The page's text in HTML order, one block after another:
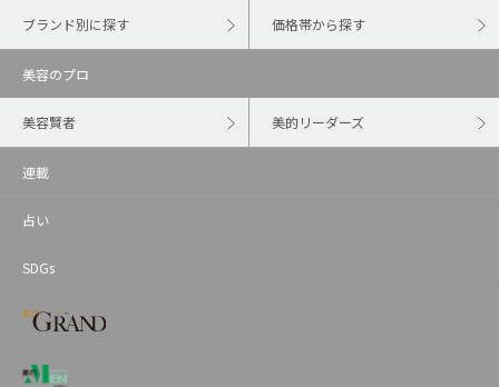
ブランド別に探す 価格帯から探す
美容のプロ
美容賢者 美的リーダーズ
連載
占い
SDGs